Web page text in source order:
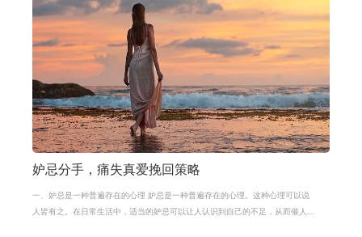
妒忌分手，痛失真爱挽回策略
一、妒忌是一种普遍存在的心理 妒忌是一种普遍存在的心理。这种心理可以说
人皆有之。在日常生活中，适当的妒忌可以让人认识到自己的不足，从而催人